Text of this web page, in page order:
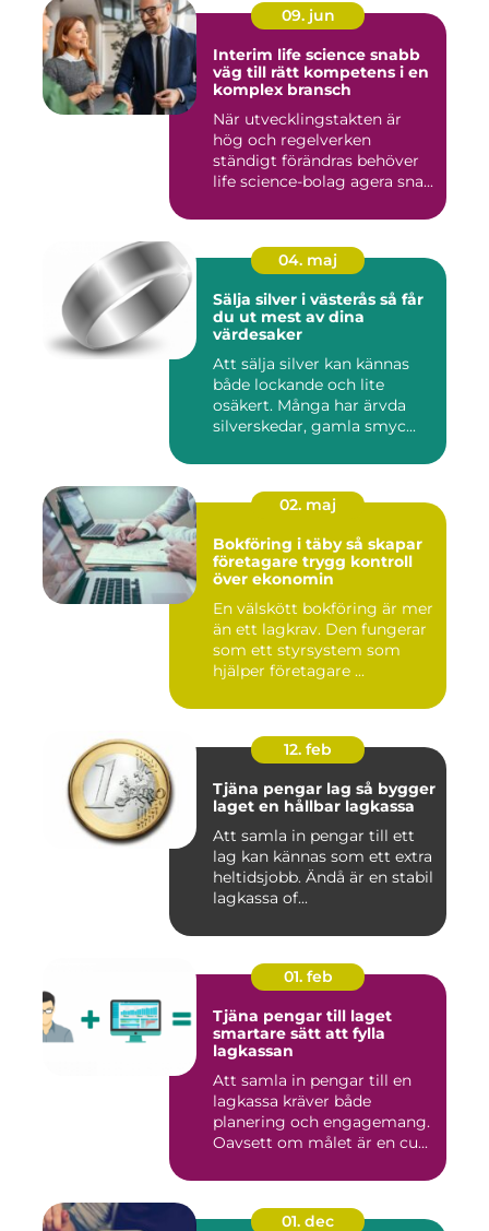
09. jun
Interim life science snabb
väg till rätt kompetens i en
komplex bransch
När utvecklingstakten är
hög och regelverken
ständigt förändras behöver
life science-bolag agera sna...
04. maj
Sälja silver i västerås så får
du ut mest av dina
värdesaker
Att sälja silver kan kännas
både lockande och lite
osäkert. Många har ärvda
silverskedar, gamla smyc...
02. maj
Bokföring i täby så skapar
företagare trygg kontroll
över ekonomin
En välskött bokföring är mer
än ett lagkrav. Den fungerar
som ett styrsystem som
hjälper företagare ...
12. feb
Tjäna pengar lag så bygger
laget en hållbar lagkassa
Att samla in pengar till ett
lag kan kännas som ett extra
heltidsjobb. Ändå är en stabil
lagkassa of...
01. feb
Tjäna pengar till laget
smartare sätt att fylla
lagkassan
Att samla in pengar till en
lagkassa kräver både
planering och engagemang.
Oavsett om målet är en cu...
01. dec